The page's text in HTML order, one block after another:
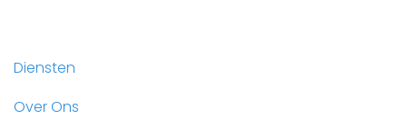
Diensten
Over Ons